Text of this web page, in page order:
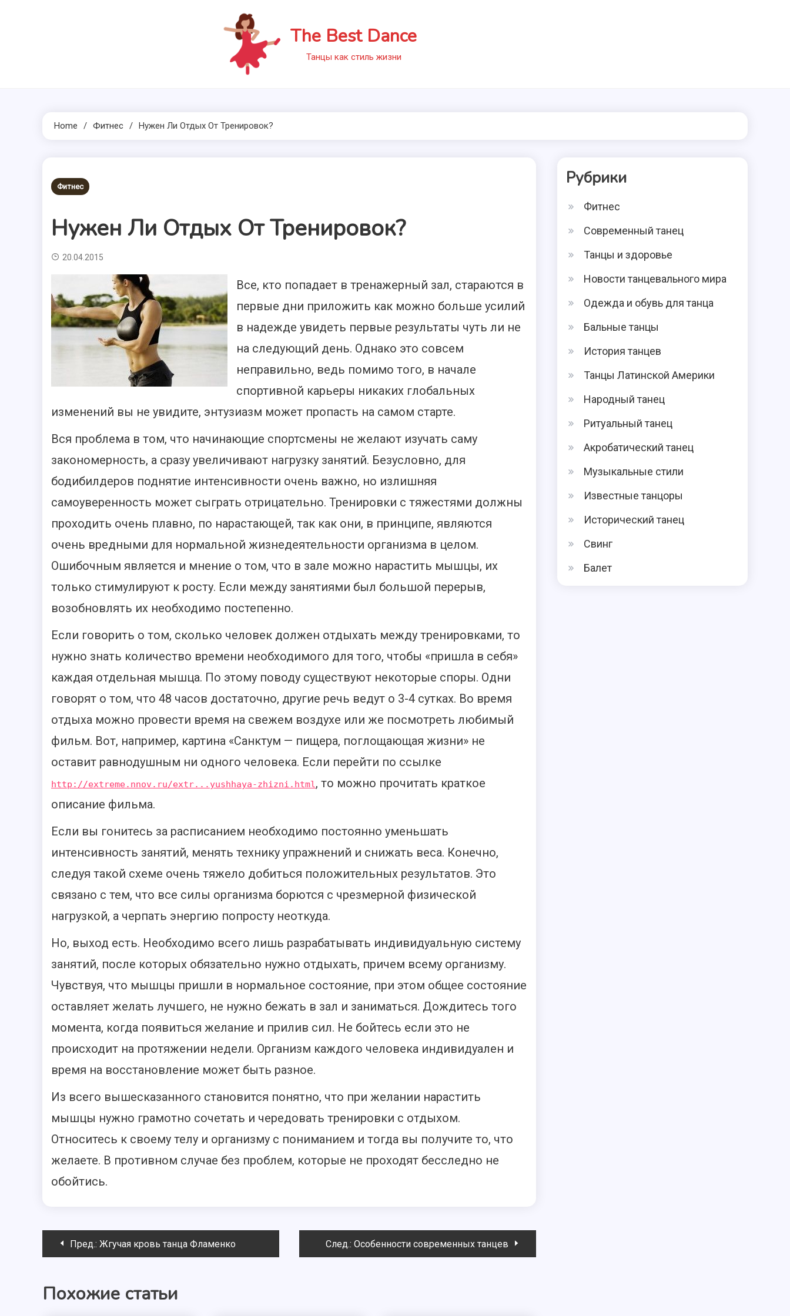
The Best Dance
Танцы как стиль жизни
Home Фитнес Нужен Ли Отдых От Тренировок?
Фитнес
Нужен Ли Отдых От Тренировок?
20.04.2015
Все, кто попадает в тренажерный зал, стараются в
первые дни приложить как можно больше усилий
в надежде увидеть первые результаты чуть ли не
на следующий день. Однако это совсем
неправильно, ведь помимо того, в начале
спортивной карьеры никаких глобальных
изменений вы не увидите, энтузиазм может пропасть на самом старте.
Вся проблема в том, что начинающие спортсмены не желают изучать саму
закономерность, а сразу увеличивают нагрузку занятий. Безусловно, для
бодибилдеров поднятие интенсивности очень важно, но излишняя
самоуверенность может сыграть отрицательно. Тренировки с тяжестями должны
проходить очень плавно, по нарастающей, так как они, в принципе, являются
очень вредными для нормальной жизнедеятельности организма в целом.
Ошибочным является и мнение о том, что в зале можно нарастить мышцы, их
только стимулируют к росту. Если между занятиями был большой перерыв,
возобновлять их необходимо постепенно.
Если говорить о том, сколько человек должен отдыхать между тренировками, то
нужно знать количество времени необходимого для того, чтобы «пришла в себя»
каждая отдельная мышца. По этому поводу существуют некоторые споры. Одни
говорят о том, что 48 часов достаточно, другие речь ведут о 3-4 сутках. Во время
отдыха можно провести время на свежем воздухе или же посмотреть любимый
фильм. Вот, например, картина «Санктум — пищера, поглощающая жизни» не
оставит равнодушным ни одного человека. Если перейти по ссылке
http://extreme.nnov.ru/extr...yushhaya-zhizni.html, то можно прочитать краткое
описание фильма.
Если вы гонитесь за расписанием необходимо постоянно уменьшать
интенсивность занятий, менять технику упражнений и снижать веса. Конечно,
следуя такой схеме очень тяжело добиться положительных результатов. Это
связано с тем, что все силы организма борются с чрезмерной физической
нагрузкой, а черпать энергию попросту неоткуда.
Но, выход есть. Необходимо всего лишь разрабатывать индивидуальную систему
занятий, после которых обязательно нужно отдыхать, причем всему организму.
Чувствуя, что мышцы пришли в нормальное состояние, при этом общее состояние
оставляет желать лучшего, не нужно бежать в зал и заниматься. Дождитесь того
момента, когда появиться желание и прилив сил. Не бойтесь если это не
происходит на протяжении недели. Организм каждого человека индивидуален и
время на восстановление может быть разное.
Из всего вышесказанного становится понятно, что при желании нарастить
мышцы нужно грамотно сочетать и чередовать тренировки с отдыхом.
Относитесь к своему телу и организму с пониманием и тогда вы получите то, что
желаете. В противном случае без проблем, которые не проходят бесследно не
обойтись.
Навигация
записям
Пред.: Жгучая кровь танца Фламенко След.: Особенности современных танцев
Похожие статьи
Рубрики
Фитнес
Современный танец
Танцы и здоровье
Новости танцевального мира
Одежда и обувь для танца
Бальные танцы
История танцев
Танцы Латинской Америки
Народный танец
Ритуальный танец
Акробатический танец
Музыкальные стили
Известные танцоры
Исторический танец
Свинг
Балет